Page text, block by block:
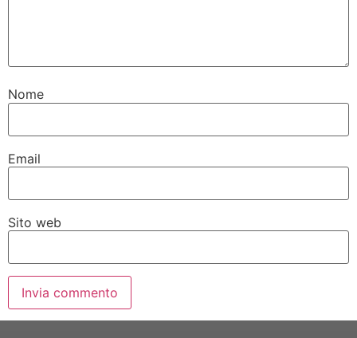
Nome
Email
Sito web